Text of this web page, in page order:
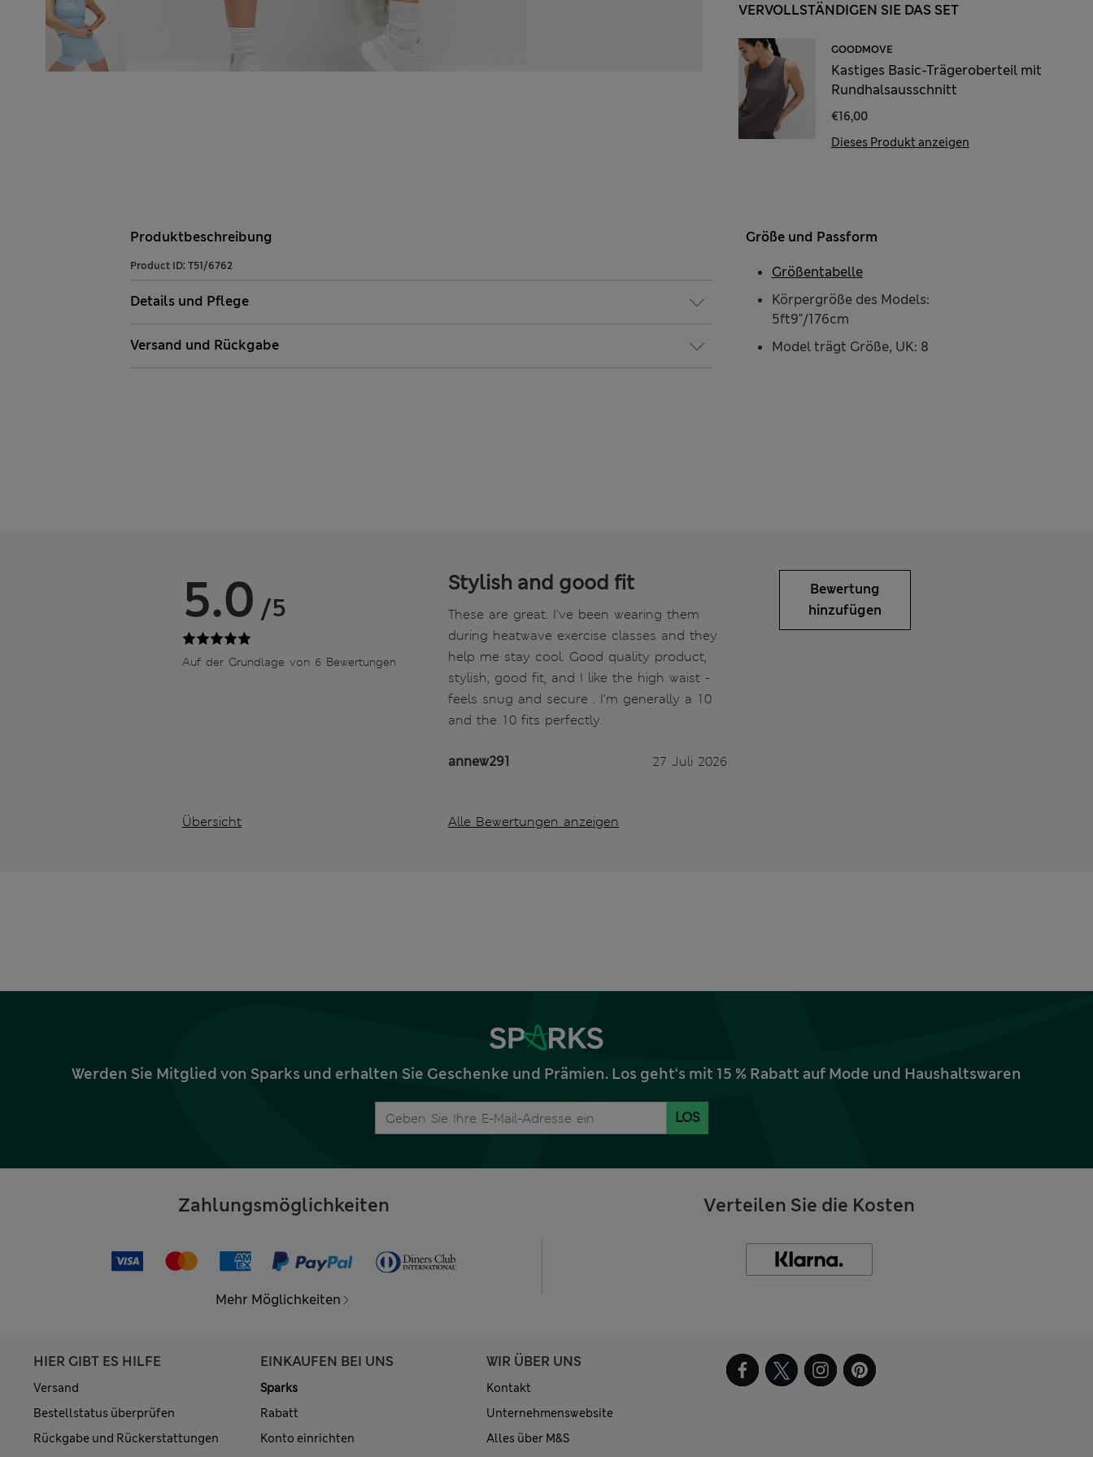
VERVOLLSTÄNDIGEN SIE DAS SET
GOODMOVE
Kastiges Basic-Trägeroberteil mit
Rundhalsausschnitt
€16,00
Dieses Produkt anzeigen
Produktbeschreibung
Product ID: T51/6762
Details und Pflege
Versand und Rückgabe
Größe und Passform
Körpergröße des Models:
5ft9"/176cm
Model trägt Größe, UK: 8
Größentabelle
5.0 /5
Auf der Grundlage von 6 Bewertungen
Übersicht
Stylish and good fit
These are great. I've been wearing them
during heatwave exercise classes and they
help me stay cool. Good quality product,
stylish, good fit, and I like the high waist -
feels snug and secure . I'm generally a 10
and the 10 fits perfectly.
annew291 27 Juli 2026
Alle Bewertungen anzeigen
Bewertung
hinzufügen
Werden Sie Mitglied von Sparks und erhalten Sie Geschenke und Prämien. Los geht‘s mit 15 % Rabatt auf Mode und Haushaltswaren
LOS
Zahlungsmöglichkeiten
Mehr Möglichkeiten
Verteilen Sie die Kosten
HIER GIBT ES HILFE
Versand
Bestellstatus überprüfen
Rückgabe und Rückerstattungen
EINKAUFEN BEI UNS
Sparks
Rabatt
Konto einrichten
WIR ÜBER UNS
Kontakt
Unternehmenswebsite
Alles über M&S